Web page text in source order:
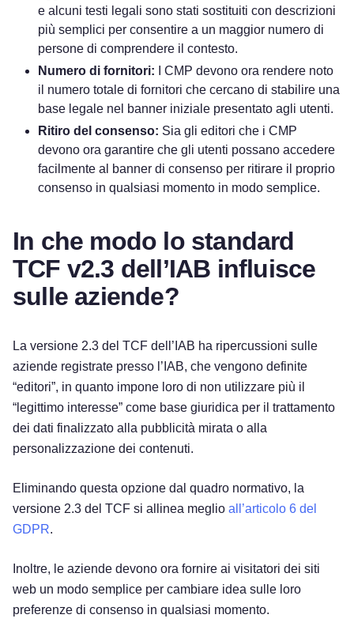
e alcuni testi legali sono stati sostituiti con descrizioni
più semplici per consentire a un maggior numero di
persone di comprendere il contesto.
Numero di fornitori:
I CMP devono ora rendere noto
il numero totale di fornitori che cercano di stabilire una
base legale nel banner iniziale presentato agli utenti.
Ritiro del consenso: Sia gli editori che i CMP
devono ora garantire che gli utenti possano accedere
facilmente al banner di consenso per ritirare il proprio
consenso in qualsiasi momento in modo semplice.
In che modo lo standard
TCF v2.3 dell’IAB influisce
sulle aziende?
La versione 2.3 del TCF dell’IAB ha ripercussioni sulle
aziende registrate presso l’IAB, che vengono definite
“editori”, in quanto impone loro di non utilizzare più il
“legittimo interesse” come base giuridica per il trattamento
dei dati finalizzato alla pubblicità mirata o alla
personalizzazione dei contenuti.
Eliminando questa opzione dal quadro normativo, la
versione 2.3 del TCF si allinea meglio all’articolo 6 del
GDPR.
Inoltre, le aziende devono ora fornire ai visitatori dei siti
web un modo semplice per cambiare idea sulle loro
preferenze di consenso in qualsiasi momento.